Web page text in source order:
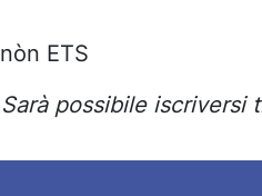
ETS
possibile iscriversi